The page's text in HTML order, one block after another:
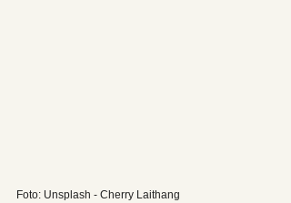
Foto: Unsplash - Cherry Laithang